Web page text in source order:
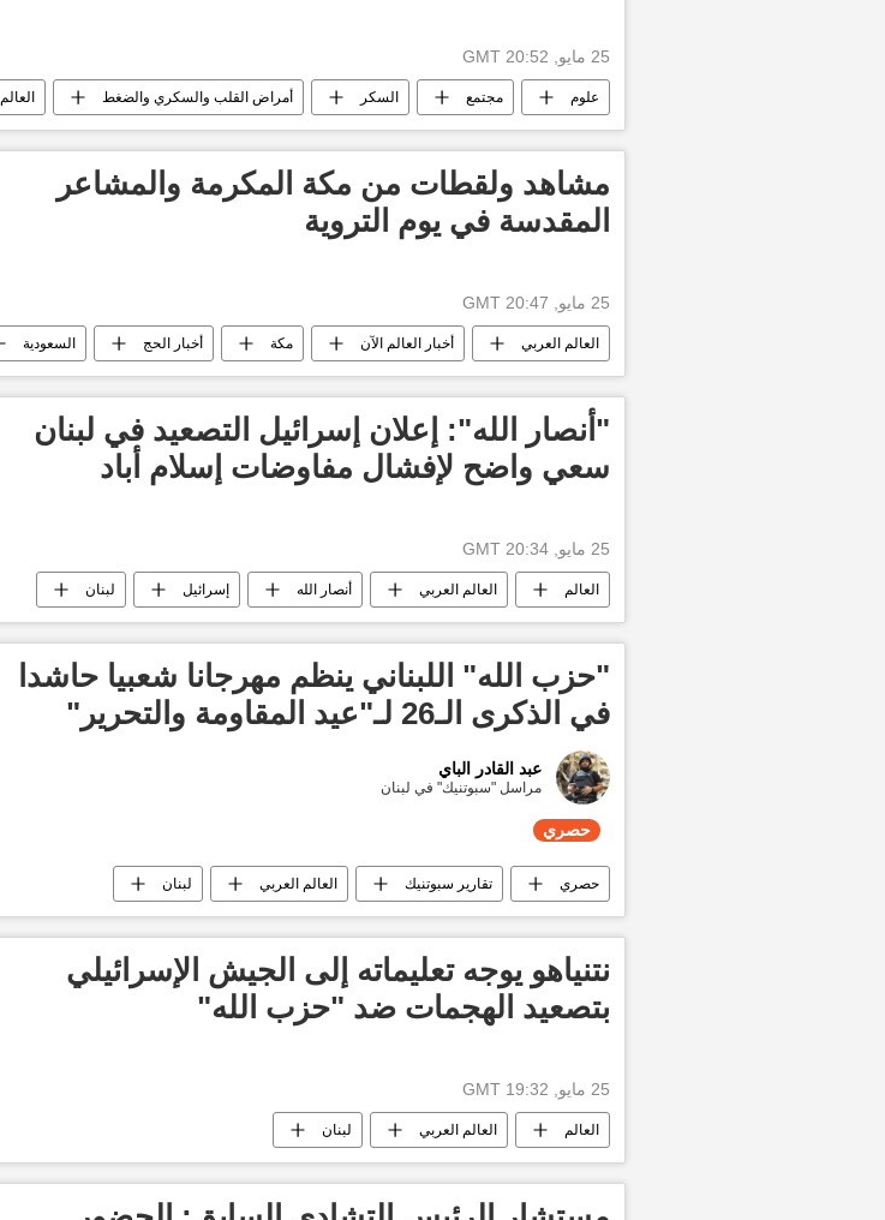
25 مايو, 20:52 GMT
علوم مجتمع السكر أمراض القلب والسكري والضغط العالم
دراسات الذاكرة الصحة
مشاهد ولقطات من مكة المكرمة والمشاعر
المقدسة في يوم التروية
25 مايو, 20:47 GMT
العالم العربي أخبار العالم الآن مكة أخبار الحج السعودية
"أنصار الله": إعلان إسرائيل التصعيد في لبنان
سعي واضح لإفشال مفاوضات إسلام أباد
25 مايو, 20:34 GMT
العالم العالم العربي أنصار الله إسرائيل لبنان
"حزب الله" اللبناني ينظم مهرجانا شعبيا حاشدا
في الذكرى الـ26 لـ"عيد المقاومة والتحرير"
عبد القادر الباي
مراسل "سبوتنيك" في لبنان
حصري
حصري تقارير سبوتنيك العالم العربي لبنان
نتنياهو يوجه تعليماته إلى الجيش الإسرائيلي
بتصعيد الهجمات ضد "حزب الله"
25 مايو, 19:32 GMT
العالم العالم العربي لبنان